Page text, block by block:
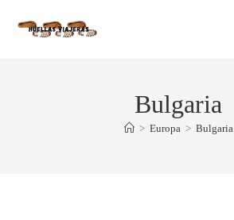
Bulgaria
> Europa > Bulgaria